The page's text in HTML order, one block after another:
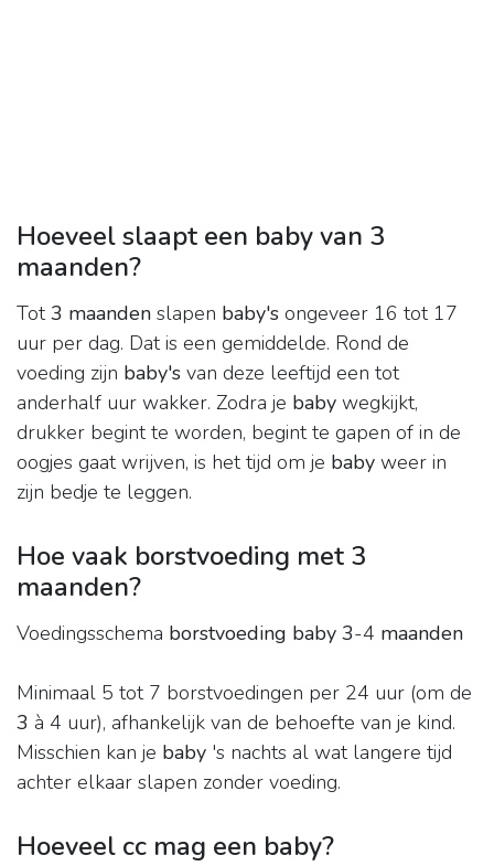
Hoeveel slaapt een baby van 3
maanden?
Tot3 maanden slapen baby's ongeveer 16 tot 17
uur per dag. Dat is een gemiddelde. Rond de
voeding zijn baby's van deze leeftijd een tot
anderhalf uur wakker. Zodra je baby wegkijkt,
drukker begint te worden, begint te gapen of in de
oogjes gaat wrijven, is het tijd om je baby weer in
zijn bedje te leggen.
Hoe vaak borstvoeding met 3
maanden?
Voedingsschema borstvoeding baby 3-4 maanden
Minimaal 5 tot 7 borstvoedingen per 24 uur (om de
3 à 4 uur), afhankelijk van de behoefte van je kind.
Misschien kan je baby 's nachts al wat langere tijd
achter elkaar slapen zonder voeding.
Hoeveel cc mag een baby?